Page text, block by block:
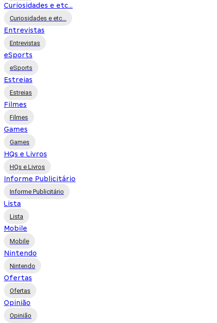
Curiosidades e etc...
Curiosidades e etc...
Entrevistas
Entrevistas
eSports
eSports
Estreias
Estreias
Filmes
Filmes
Games
Games
HQs e Livros
HQs e Livros
Informe Publicitário
Informe Publicitário
Lista
Lista
Mobile
Mobile
Nintendo
Nintendo
Ofertas
Ofertas
Opinião
Opinião